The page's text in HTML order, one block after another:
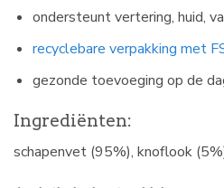
ondersteunt vertering, huid,
recyclebare verpakking met
gezonde toevoeging op de
Ingrediënten:
schapenvet (95%), knoflook